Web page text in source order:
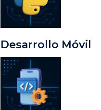
Desarrollo Móvil